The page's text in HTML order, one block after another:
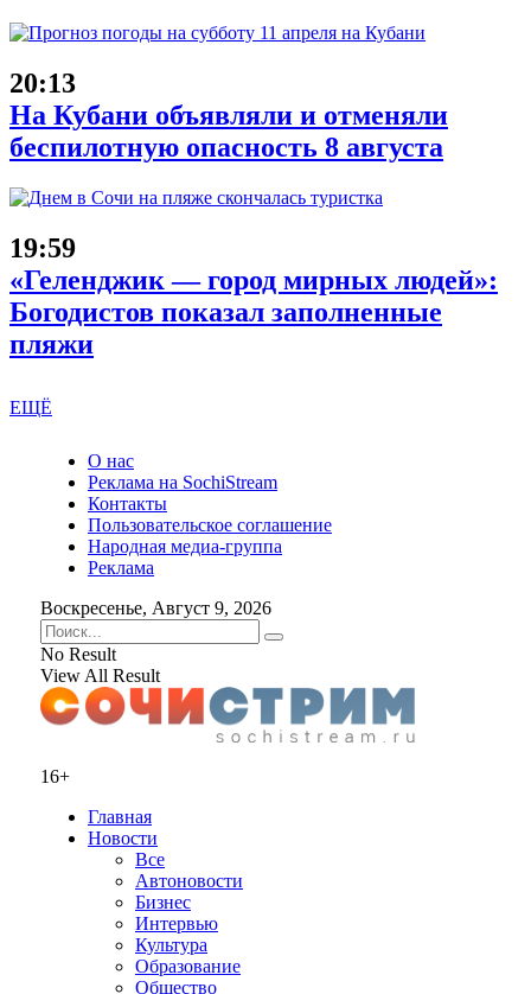
20:13
На Кубани объявляли и отменяли
беспилотную опасность 8 августа
19:59
«Геленджик — город мирных людей»:
Богодистов показал заполненные
пляжи
ЕЩЁ
О нас
Реклама на SochiStream
Контакты
Пользовательское соглашение
Народная медиа-группа
Реклама
Воскресенье, Август 9, 2026
No Result
View All Result
16+
Главная
Новости
Все
Автоновости
Бизнес
Интервью
Культура
Образование
Общество